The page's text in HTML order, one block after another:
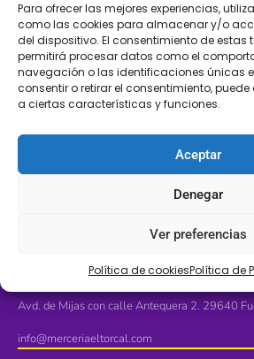
Para ofrecer las mejores experiencias,
como las cookies para almacenar y/o
del dispositivo. El consentimiento de estas
permitirá procesar datos como el
navegación o las identificaciones únicas
consentir o retirar el consentimiento,
a ciertas características y funciones.
Aceptar
Denegar
Ver preferencias
Política de cookiesPolítica de
Añadir al carrito
LLÁMANOS
+34 608 196 565
Avd. de Mijas con calle Antequera 2. 29640
info@merceriaeltorcal.com